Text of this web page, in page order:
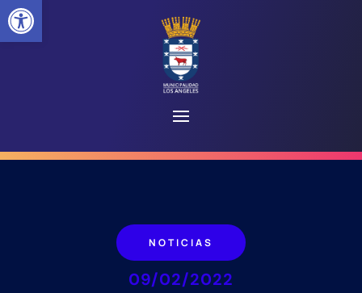
NOTICIAS
09/02/2022